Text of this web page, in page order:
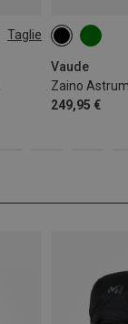
Taglie
Vaude
Zaino
249,95 €
80L